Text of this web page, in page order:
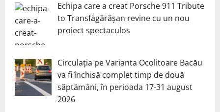
Echipa care a creat Porsche 911 Tribute
to Transfăgărășan revine cu un nou
proiect spectaculos
Circulația pe Varianta Ocolitoare Bacău
va fi închisă complet timp de două
săptămâni, în perioada 17-31 august
2026